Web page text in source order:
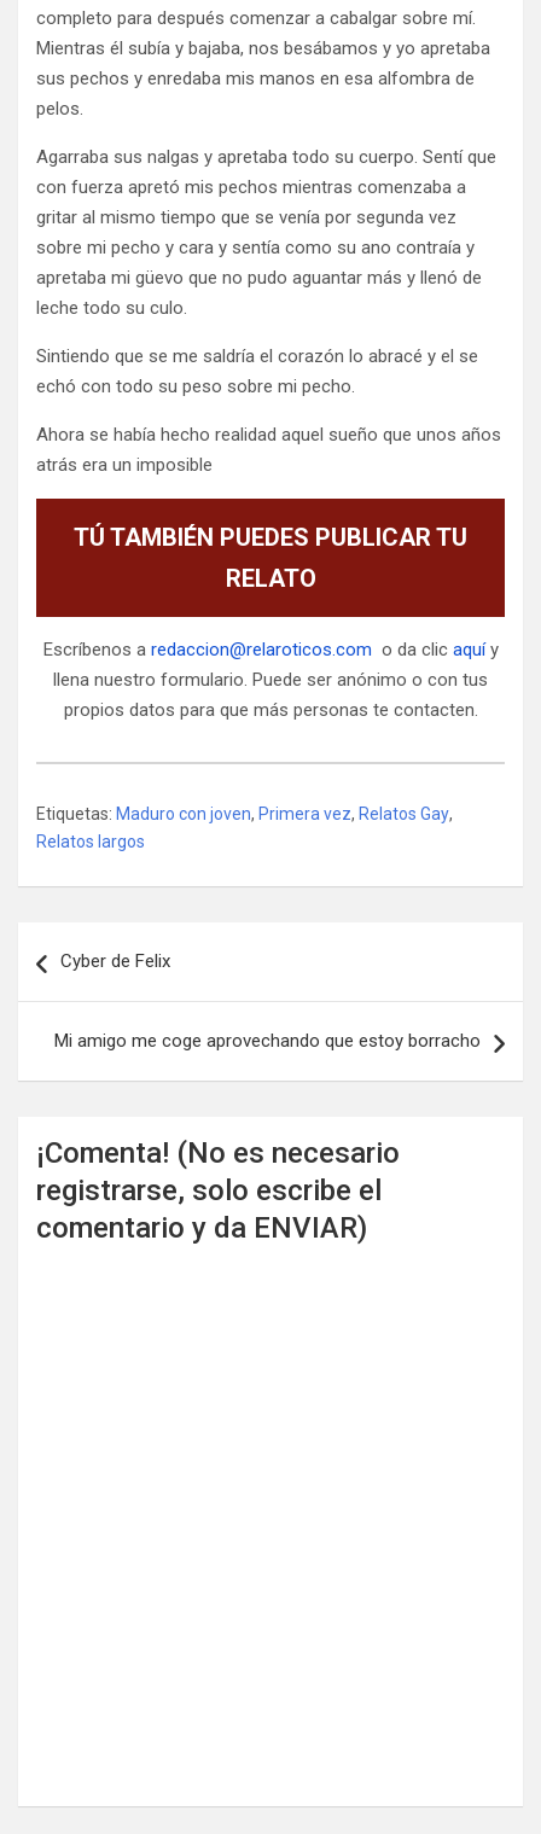
completo para después comenzar a cabalgar sobre mí.
Mientras él subía y bajaba, nos besábamos y yo apretaba
sus pechos y enredaba mis manos en esa alfombra de
pelos.
Agarraba sus nalgas y apretaba todo su cuerpo. Sentí que
con fuerza apretó mis pechos mientras comenzaba a
gritar al mismo tiempo que se venía por segunda vez
sobre mi pecho y cara y sentía como su ano contraía y
apretaba mi güevo que no pudo aguantar más y llenó de
leche todo su culo.
Sintiendo que se me saldría el corazón lo abracé y el se
echó con todo su peso sobre mi pecho.
Ahora se había hecho realidad aquel sueño que unos años
atrás era un imposible
TÚ TAMBIÉN PUEDES PUBLICAR TU
RELATO
Escríbenos a redaccion@relaroticos.com o da clic aquíy
llena nuestro formulario. Puede ser anónimo o con tus
propios datos para que más personas te contacten.
Etiquetas: Maduro con joven, Primera vez, Relatos Gay,
Relatos largos
de
Cyber de Felix
Mi amigo me coge aprovechando que estoy borracho
¡Comenta! (No es necesario
registrarse, solo escribe el
comentario y da ENVIAR)